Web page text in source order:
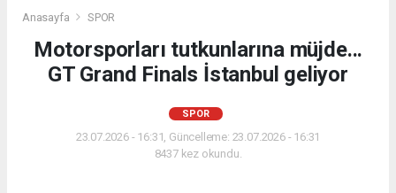
Anasayfa SPOR
Motorsporları tutkunlarına müjde...
GT Grand Finals İstanbul geliyor
SPOR
23.07.2026 - 16:31, Güncelleme: 23.07.2026 - 16:31
8437 kez okundu.